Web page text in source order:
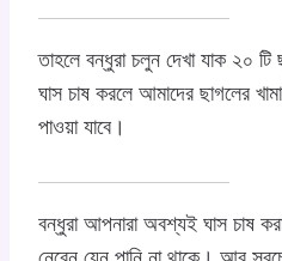
তাহলে বন্ধুরা চলুন দেখা যাক ২০
ঘাস চাষ করলে আমাদের ছাগলের
পাওয়া যাবে।
বন্ধুরা আপনারা অবশ্যই ঘাস চাষ